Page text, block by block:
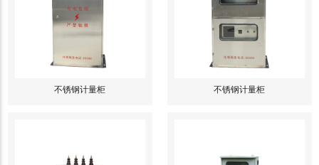
不锈钢计量柜 不锈钢计量柜